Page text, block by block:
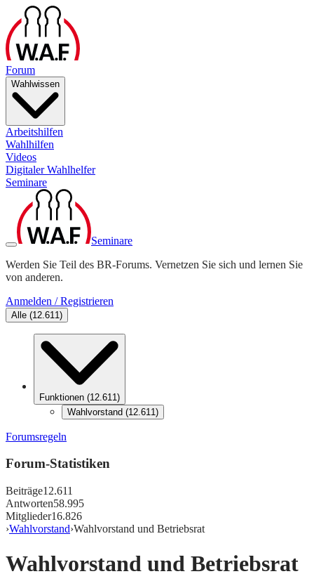
Forum
Wahlwissen
Arbeitshilfen
Wahlhilfen
Videos
Digitaler Wahlhelfer
Seminare
Seminare
Werden Sie Teil des BR-Forums. Vernetzen Sie sich und lernen Sie
von anderen.
Anmelden / Registrieren
Alle (12.611)
Funktionen (12.611)
Wahlvorstand (12.611)
Forumsregeln
Forum-Statistiken
Beiträge12.611
Antworten58.995
Mitglieder16.826
›Wahlvorstand›Wahlvorstand und Betriebsrat
Wahlvorstand und Betriebsrat